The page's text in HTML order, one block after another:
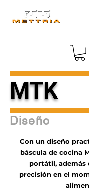
MTK
Diseño
Con un diseño
báscula de cocina
portátil, además
precisión en el